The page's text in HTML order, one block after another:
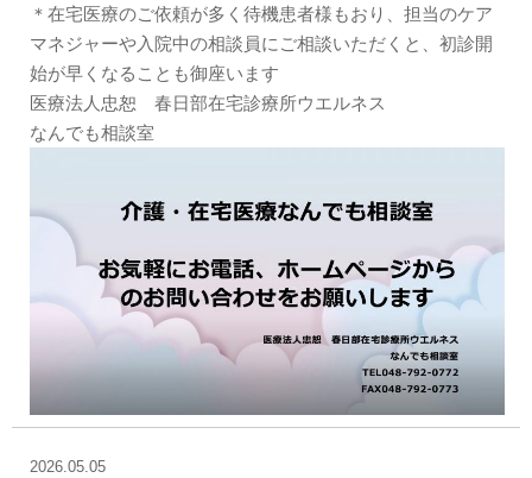
＊在宅医療のご依頼が多く待機患者様もおり、担当のケア
マネジャーや入院中の相談員にご相談いただくと、初診開
始が早くなることも御座います
医療法人忠恕 春日部在宅診療所ウエルネス
なんでも相談室
2026.05.05